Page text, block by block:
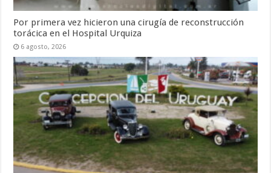
Por primera vez hicieron una cirugía de reconstrucción
torácica en el Hospital Urquiza
6 agosto, 2026